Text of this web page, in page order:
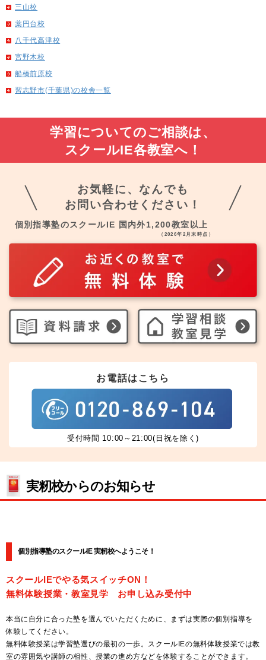
三山校
薬円台校
八千代高津校
宮野木校
船橋前原校
習志野市(千葉県)の校舎一覧
学習についてのご相談は、
スクールIE各教室へ！
お気軽に、なんでも
お問い合わせください！
個別指導塾のスクールIE 国内外1,200教室以上
（2026年2月末時点）
お電話はこちら
受付時間 10:00～21:00(日祝を除く)
実籾校からのお知らせ
個別指導塾のスクールIE 実籾校へようこそ！
スクールIEでやる気スイッチON！
無料体験授業・教室見学 お申し込み受付中
本当に自分に合った塾を選んでいただくために、まずは実際の個別指導を
体験してください。
無料体験授業は学習塾選びの最初の一歩。スクールIEの無料体験授業では教
室の雰囲気や講師の相性、授業の進め方などを体験することができます。